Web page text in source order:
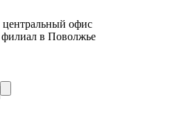
офис
в Поволжье